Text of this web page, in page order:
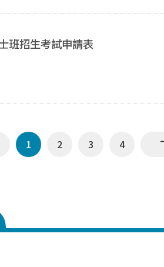
、112206002、112206007、
112206015、112206026、
、112206030、112206042、
、114206038、114206041、114206043 二
班招生考試申請表
1 2 3 4